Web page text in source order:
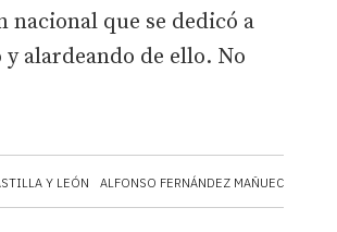
Y LEÓN ALFONSO FERNÁNDEZ MAÑUECO
nacional que se dedicó a
alardeando de ello. No